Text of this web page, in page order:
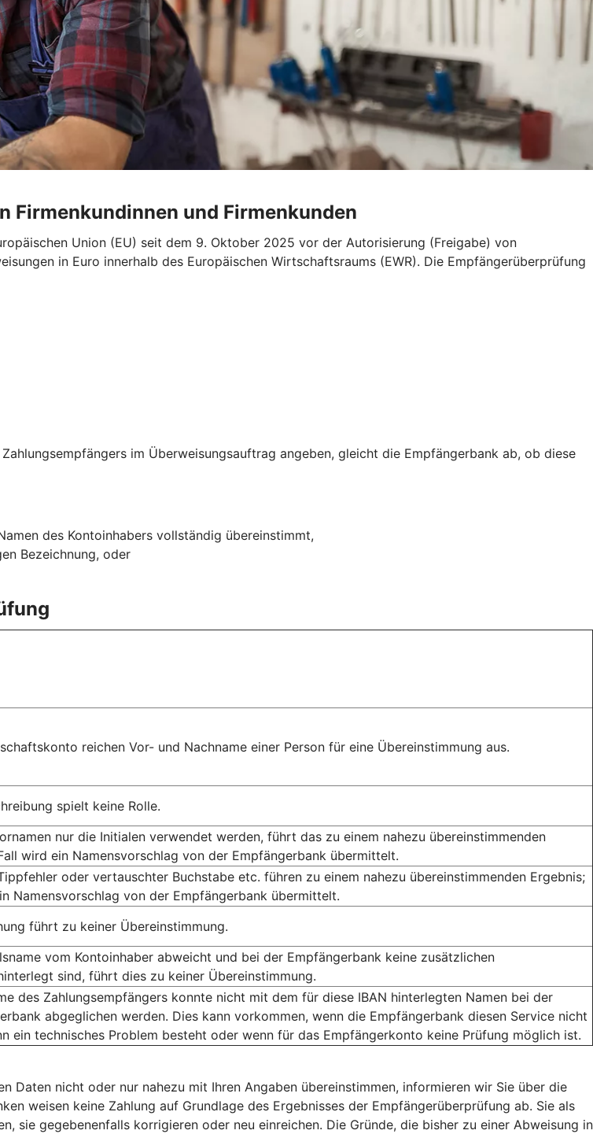
Firmenkundinnen und Firmenkunden
Union (EU) seit dem 9. Oktober 2025 vor der Autorisierung (Freigabe) von
in Euro innerhalb des Europäischen Wirtschaftsraums (EWR). Die Empfängerüberprüfung
im Überweisungsauftrag angeben, gleicht die Empfängerbank ab, ob diese
des Kontoinhabers vollständig übereinstimmt,
Bezeichnung, oder
reichen Vor- und Nachname einer Person für eine Übereinstimmung aus.
spielt keine Rolle.
nur die Initialen verwendet werden, führt das zu einem nahezu übereinstimmenden
wird ein Namensvorschlag von der Empfängerbank übermittelt.
oder vertauschter Buchstabe etc. führen zu einem nahezu übereinstimmenden Ergebnis;
Namensvorschlag von der Empfängerbank übermittelt.
führt zu keiner Übereinstimmung.
vom Kontoinhaber abweicht und bei der Empfängerbank keine zusätzlichen
sind, führt dies zu keiner Übereinstimmung.
des Zahlungsempfängers konnte nicht mit dem für diese IBAN hinterlegten Namen bei der
abgeglichen werden. Dies kann vorkommen, wenn die Empfängerbank diesen Service nicht
ein technisches Problem besteht oder wenn für das Empfängerkonto keine Prüfung möglich ist.
nicht oder nur nahezu mit Ihren Angaben übereinstimmen, informieren wir Sie über die
weisen keine Zahlung auf Grundlage des Ergebnisses der Empfängerüberprüfung ab. Sie als
sie gegebenenfalls korrigieren oder neu einreichen. Die Gründe, die bisher zu einer Abweisung in